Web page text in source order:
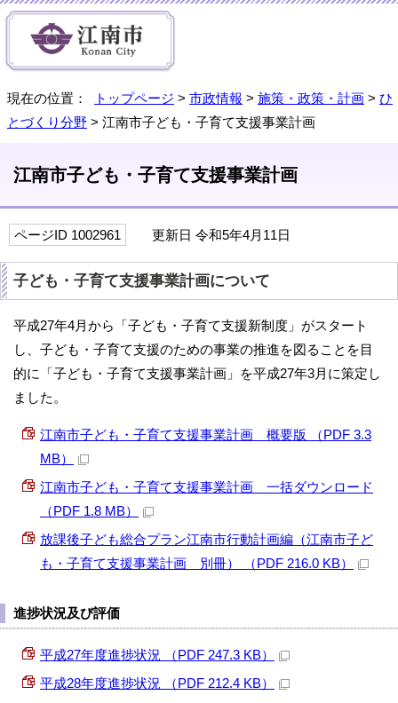
現在の位置： トップページ > 市政情報 > 施策・政策・計画 > ひ
とづくり分野 > 江南市子ども・子育て支援事業計画
江南市子ども・子育て支援事業計画
ページID 1002961 更新日 令和5年4月11日
子ども・子育て支援事業計画について
平成27年4月から「子ども・子育て支援新制度」がスタート
し、子ども・子育て支援のための事業の推進を図ることを目
的に「子ども・子育て支援事業計画」を平成27年3月に策定し
ました。
江南市子ども・子育て支援事業計画 概要版 （PDF 3.3
MB）
江南市子ども・子育て支援事業計画 一括ダウンロード
（PDF 1.8 MB）
放課後子ども総合プラン江南市行動計画編（江南市子ど
も・子育て支援事業計画 別冊） （PDF 216.0 KB）
進捗状況及び評価
平成27年度進捗状況 （PDF 247.3 KB）
平成28年度進捗状況 （PDF 212.4 KB）